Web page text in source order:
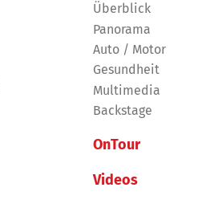
Überblick
Panorama
Auto / Motor
Gesundheit
Multimedia
Backstage
OnTour
Videos